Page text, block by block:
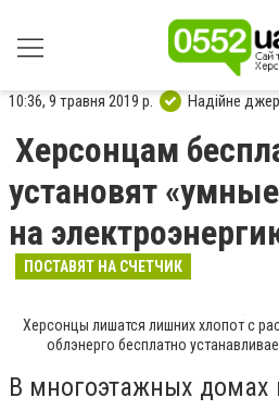
10:36, 9 травня 2019 р. Надійне
Херсонцам
установят
на
ПОСТАВЯТ НА СЧЕТЧИК
Херсонцы лишатся лишних хлопот с
облэнерго бесплатно
В многоэтажных домах